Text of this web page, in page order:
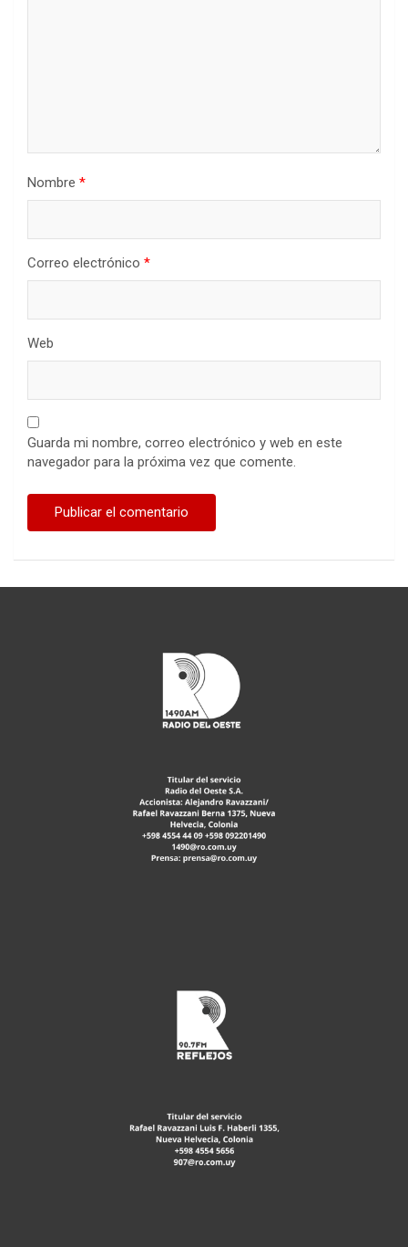
Nombre *
Correo electrónico *
Web
Guarda mi nombre, correo electrónico y web en este
navegador para la próxima vez que comente.